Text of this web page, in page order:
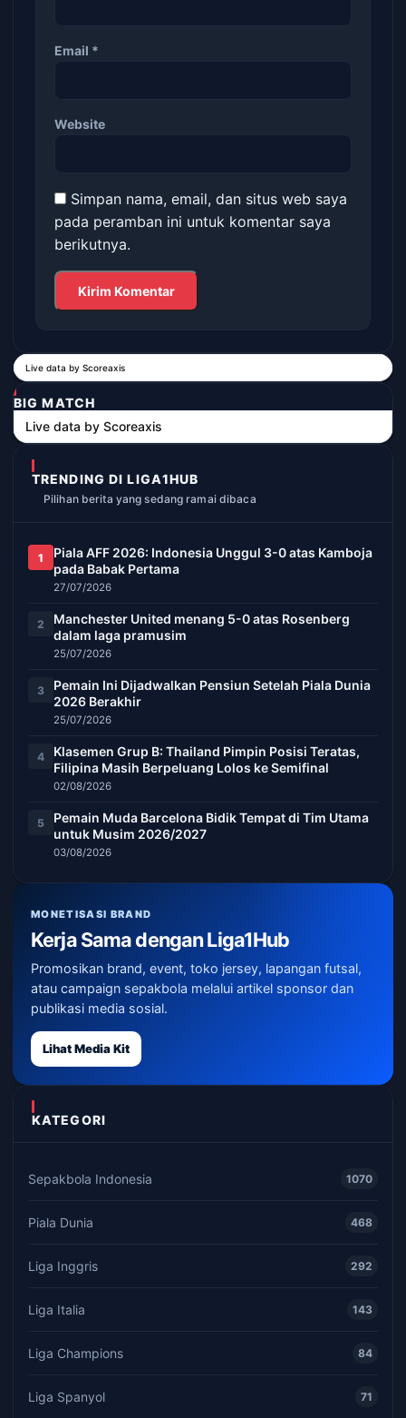
Email *
Website
Simpan nama, email, dan situs web saya
pada peramban ini untuk komentar saya
berikutnya.
Live data by Scoreaxis
BIG MATCH
Live data by Scoreaxis
TRENDING DI LIGA1HUB
Pilihan berita yang sedang ramai dibaca
1
Piala AFF 2026: Indonesia Unggul 3-0 atas Kamboja
pada Babak Pertama
27/07/2026
2
Manchester United menang 5-0 atas Rosenberg
dalam laga pramusim
25/07/2026
3
Pemain Ini Dijadwalkan Pensiun Setelah Piala Dunia
2026 Berakhir
25/07/2026
4
Klasemen Grup B: Thailand Pimpin Posisi Teratas,
Filipina Masih Berpeluang Lolos ke Semifinal
02/08/2026
5
Pemain Muda Barcelona Bidik Tempat di Tim Utama
untuk Musim 2026/2027
03/08/2026
MONETISASI BRAND
Kerja Sama dengan Liga1Hub
Promosikan brand, event, toko jersey, lapangan futsal,
atau campaign sepakbola melalui artikel sponsor dan
publikasi media sosial.
Lihat Media Kit
KATEGORI
Sepakbola Indonesia 1070
Piala Dunia 468
Liga Inggris 292
Liga Italia 143
Liga Champions 84
Liga Spanyol 71